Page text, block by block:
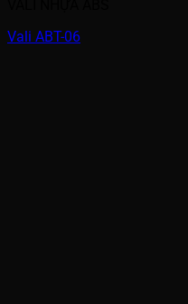
Vali ABT-06